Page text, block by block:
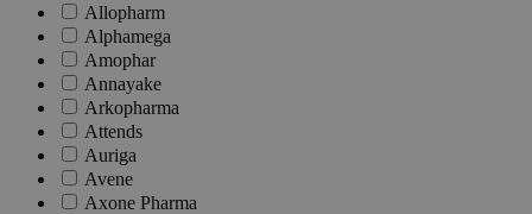
Allopharm
Alphamega
Amophar
Annayake
Arkopharma
Attends
Auriga
Avene
Axone Pharma